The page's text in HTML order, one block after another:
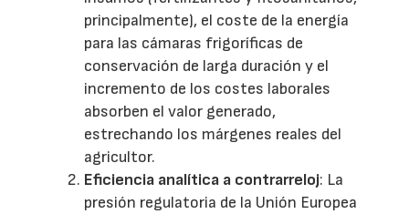
principalmente), el coste de la energía
para las cámaras frigoríficas de
conservación de larga duración y el
incremento de los costes laborales
absorben el valor generado,
estrechando los márgenes reales del
agricultor.
Eficiencia analítica a contrarreloj: La
presión regulatoria de la Unión Europea